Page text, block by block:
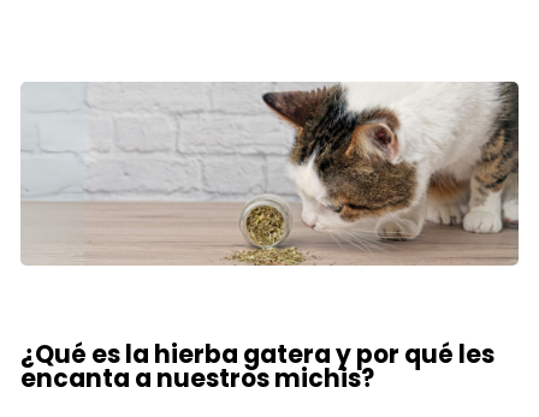
¿Qué es la hierba gatera y por qué les
encanta a nuestros michis?